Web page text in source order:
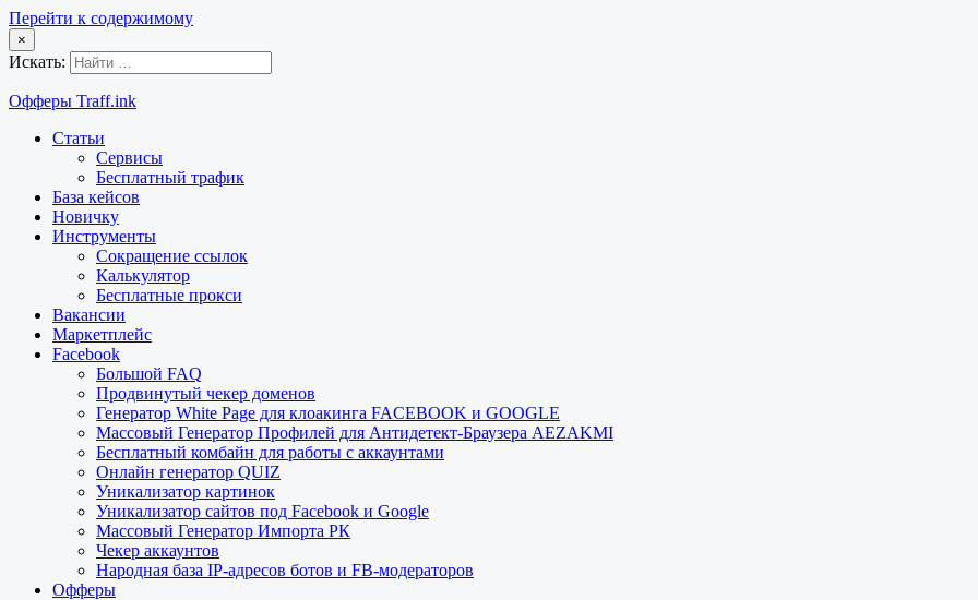
Перейти к содержимому
×
Искать:
Офферы Traff.ink
Статьи
Сервисы
Бесплатный трафик
База кейсов
Новичку
Инструменты
Сокращение ссылок
Калькулятор
Бесплатные прокси
Вакансии
Маркетплейс
Facebook
Большой FAQ
Продвинутый чекер доменов
Генератор White Page для клоакинга FACEBOOK и GOOGLE
Массовый Генератор Профилей для Антидетект-Браузера AEZAKMI
Бесплатный комбайн для работы с аккаунтами
Онлайн генератор QUIZ
Уникализатор картинок
Уникализатор сайтов под Facebook и Google
Массовый Генератор Импорта РК
Чекер аккаунтов
Народная база IP-адресов ботов и FB-модераторов
Офферы